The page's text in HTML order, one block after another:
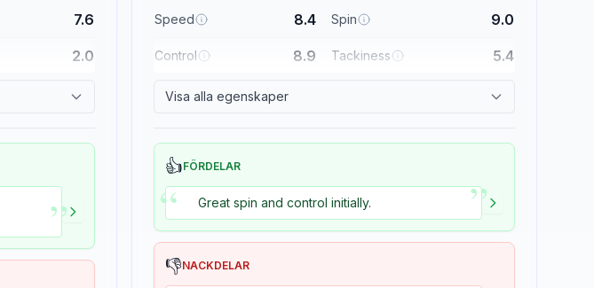
7.6
2.0
”
Speed 8.4 Spin 9.0
Control 8.9 Tackiness 5.4
Visa alla egenskaper
👍FÖRDELAR
“ Great spin and control initially. ”
👎NACKDELAR